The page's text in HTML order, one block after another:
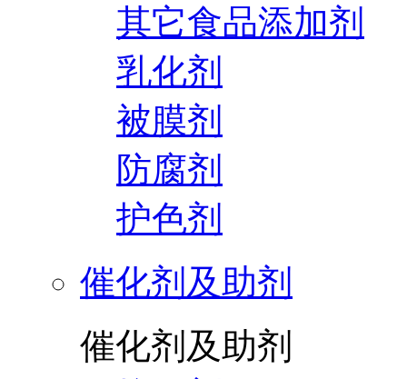
其它食品添加剂
乳化剂
被膜剂
防腐剂
护色剂
催化剂及助剂
催化剂及助剂